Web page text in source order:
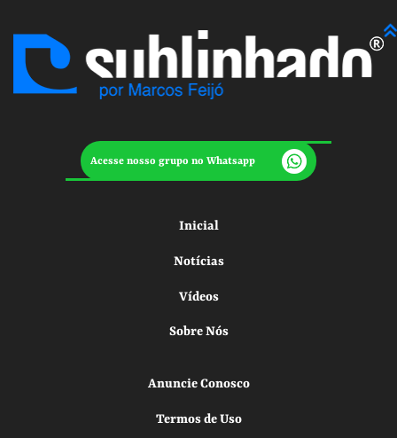
Acesse nosso grupo no Whatsapp
Inicial
Notícias
Vídeos
Sobre Nós
Anuncie Conosco
Termos de Uso